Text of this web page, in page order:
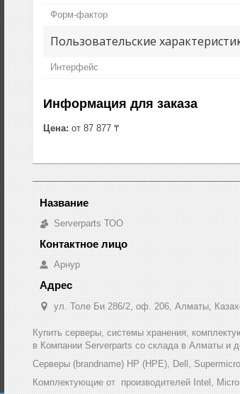
Форм-фактор
Пользовательские
Интерфейс
Информация для заказа
Цена: от 87 877 ₸
Serverparts ТОО
Арнур
ул. Толе Би 286/2, оф. 206, Алматы,
Купить серверы, системы хранения,
в Компании Serverparts со склада в Алматы и
Серверы (brandname) HP (HPE), Dell,
Комплектующие от производителей Intel,